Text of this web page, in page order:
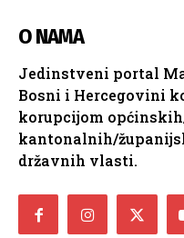
O NAMA
Jedinstveni portal
Bosni i Hercegovini
korupcijom
kantonalnih/
državnih vlasti.